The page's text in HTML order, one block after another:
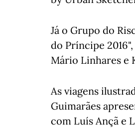
Já o Grupo do
do Príncipe
Mário Linhares e
As viagens
Guimarães
com Luís Ançã e